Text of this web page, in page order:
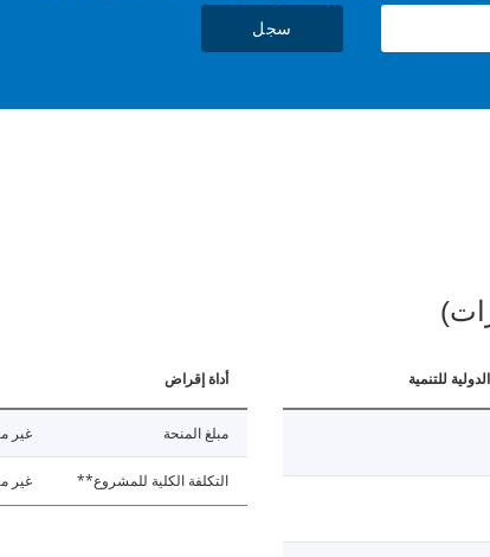
سجل
للتنمية أداة إقراض
مبلغ المنحة غير
التكلفة الكلية للمشروع** غير